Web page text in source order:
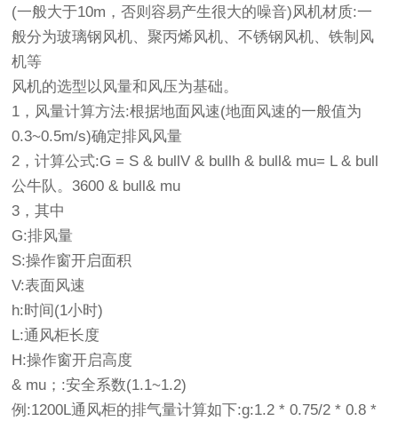
(一般大于10m，否则容易产生很大的噪音)风机材质:一
般分为玻璃钢风机、聚丙烯风机、不锈钢风机、铁制风
机等
风机的选型以风量和风压为基础。
1，风量计算方法:根据地面风速(地面风速的一般值为
0.3~0.5m/s)确定排风风量
2，计算公式:G = S & bullV & bullh & bull& mu= L & bull
公牛队。3600 & bull& mu
3，其中
G:排风量
S:操作窗开启面积
V:表面风速
h:时间(1小时)
L:通风柜长度
H:操作窗开启高度
& mu；:安全系数(1.1~1.2)
例:1200L通风柜的排气量计算如下:g:1.2 * 0.75/2 * 0.8 *